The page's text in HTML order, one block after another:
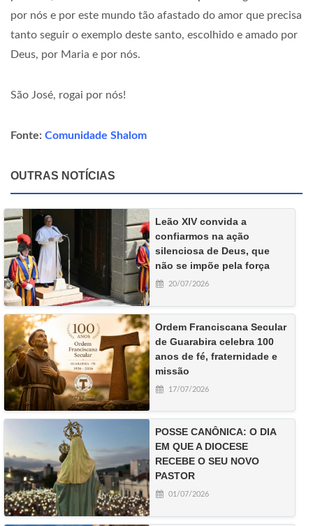
por nós e por este mundo tão afastado do amor que precisa
tanto seguir o exemplo deste santo, escolhido e amado por
Deus, por Maria e por nós.
São José, rogai por nós!
Fonte: Comunidade Shalom
OUTRAS NOTÍCIAS
Leão XIV convida a
confiarmos na ação
silenciosa de Deus, que
não se impõe pela força
20/07/2026
Ordem Franciscana Secular
de Guarabira celebra 100
anos de fé, fraternidade e
missão
17/07/2026
POSSE CANÔNICA: O DIA
EM QUE A DIOCESE
RECEBE O SEU NOVO
PASTOR
01/07/2026